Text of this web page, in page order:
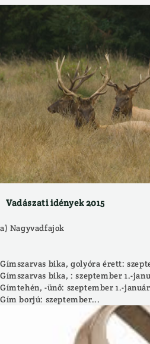
Vadászati idények 2015
a) Nagyvadfajok
Gímszarvas bika, golyóra érett:
Gímszarvas bika, : szeptember 1.-
Gímtehén, -ünő: szeptember 1.-január
Gím borjú: szeptember...